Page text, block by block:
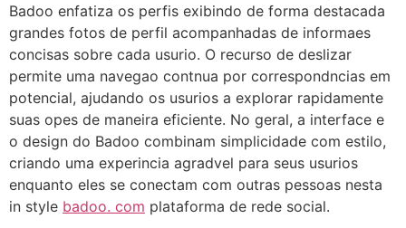
Badoo enfatiza os perfis exibindo de forma destacada
grandes fotos de perfil acompanhadas de informaes
concisas sobre cada usurio. O recurso de deslizar
permite uma navegao contnua por correspondncias em
potencial, ajudando os usurios a explorar rapidamente
suas opes de maneira eficiente. No geral, a interface e
o design do Badoo combinam simplicidade com estilo,
criando uma experincia agradvel para seus usurios
enquanto eles se conectam com outras pessoas nesta
in style badoo. com plataforma de rede social.